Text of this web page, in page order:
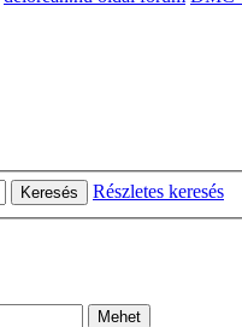
Keresés
Részletes keresés